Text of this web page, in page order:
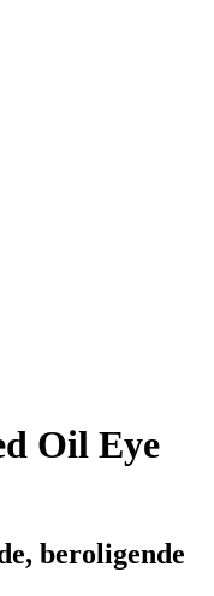
Oil Eye
beroligende